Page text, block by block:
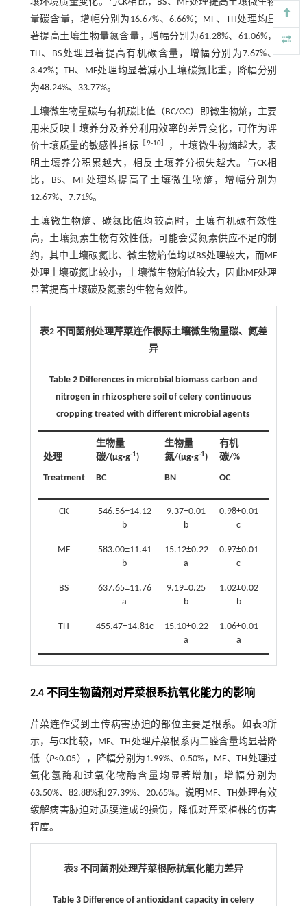
壤环境质量变化。与CK相比，BS、MF处理提高土壤微生物
量碳含量，增幅分别为16.67%、6.66%；MF、TH处理均显
著提高土壤生物量氮含量，增幅分别为61.28%、61.06%，
TH、BS处理显著提高有机碳含量，增幅分别为7.67%、
3.42%；TH、MF处理均显著减小土壤碳氮比重，降幅分别
为48.24%、33.77%。
土壤微生物量碳与有机碳比值（BC/OC）即微生物熵，主要
用来反映土壤养分及养分利用效率的差异变化，可作为评
价土壤质量的敏感性指标
9-10］
，土壤微生物熵越大，表
明土壤养分积累越大，相反土壤养分损失越大。与CK相
比，BS、MF处理均提高了土壤微生物熵，增幅分别为
12.67%、7.71%。
土壤微生物熵、碳氮比值均较高时，土壤有机碳有效性
高，土壤氮素生物有效性低，可能会受氮素供应不足的制
约，其中土壤碳氮比、微生物熵值均以BS处理较大，而MF
处理土壤碳氮比较小，土壤微生物熵值较大，因此MF处理
显著提高土壤碳及氮素的生物有效性。
表2 不同菌剂处理芹菜连作根际土壤微生物量碳、氮差
异
Table 2 Differences in microbial biomass carbon and
nitrogen in rhizosphere soil of celery continuous
cropping treated with different microbial agents
处理
Treatment
生物量
碳/(μg·g-1)
BC
生物量
氮/(μg·g-1)
BN
有机
碳/%
OC
CK
546.56±14.12
b
9.37±0.01
b
0.98±0.01
c
MF
583.00±11.41
b
15.12±0.22
a
0.97±0.01
c
BS
637.65±11.76
a
9.19±0.25
b
1.02±0.02
b
TH 455.47±14.81c
15.10±0.22
a
1.06±0.01
a
2.4 不同生物菌剂对芹菜根系抗氧化能力的影响
芹菜连作受到土传病害胁迫的部位主要是根系。如 表3所
示，与CK比较，MF、TH处理芹菜根系丙二醛含量均显著降
低（P<0.05），降幅分别为1.99%、0.50%，MF、TH处理过
氧化氢酶和过氧化物酶含量均显著增加，增幅分别为
63.50%、82.88%和27.39%、20.65%。说明MF、TH处理有效
缓解病害胁迫对质膜造成的损伤，降低对芹菜植株的伤害
程度。
表3 不同菌剂处理芹菜根际抗氧化能力差异
Table 3 Difference of antioxidant capacity in celery